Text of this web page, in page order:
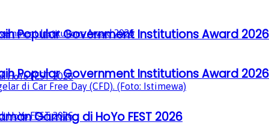
Popular Government Institutions Award 2026
Gaming di HoYo FEST 2026
Popular Government Institutions Award 2026
di Car Free Day (CFD). (Foto: Istimewa)